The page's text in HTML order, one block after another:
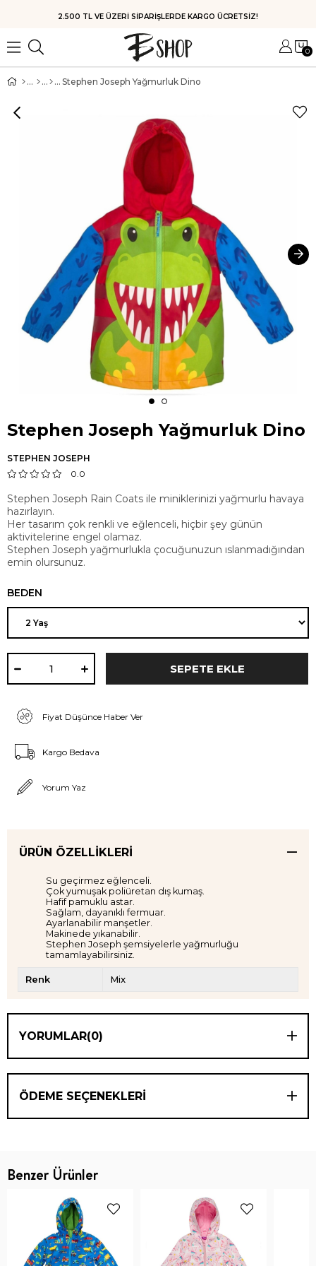
2.500 TL VE ÜZERİ SİPARİŞLERDE KARGO ÜCRETSİZ!
0
Stephen Joseph Yağmurluk Dino
Stephen Joseph Yağmurluk Dino
STEPHEN JOSEPH
0.0
Stephen Joseph Rain Coats ile miniklerinizi yağmurlu havaya
hazırlayın.
Her tasarım çok renkli ve eğlenceli, hiçbir şey günün
aktivitelerine engel olamaz.
Stephen Joseph yağmurlukla çocuğunuzun ıslanmadığından
emin olursunuz.
BEDEN
Fiyat Düşünce Haber Ver
Kargo Bedava
Yorum Yaz
ÜRÜN ÖZELLIKLERI
Su geçirmez eğlenceli.
Çok yumuşak poliüretan dış kumaş.
Hafif pamuklu astar.
Sağlam, dayanıklı fermuar.
Ayarlanabilir manşetler.
Makinede yıkanabilir.
Stephen Joseph şemsiyelerle yağmurluğu
tamamlayabilirsiniz.
Renk Mix
YORUMLAR(0)
ÖDEME SEÇENEKLERI
Benzer Ürünler